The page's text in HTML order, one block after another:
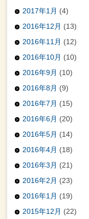
2017年1月 (4)
2016年12月 (13)
2016年11月 (12)
2016年10月 (10)
2016年9月 (10)
2016年8月 (9)
2016年7月 (15)
2016年6月 (20)
2016年5月 (14)
2016年4月 (18)
2016年3月 (21)
2016年2月 (23)
2016年1月 (19)
2015年12月 (22)